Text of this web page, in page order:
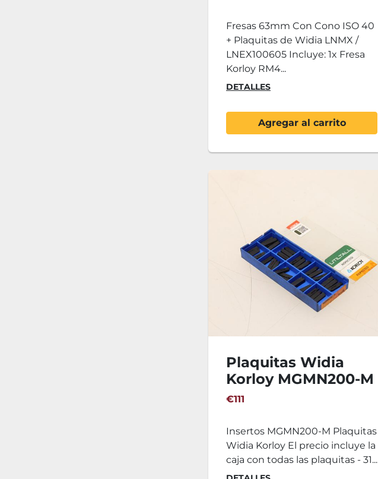
Fresas 63mm Con Cono ISO 40
+ Plaquitas de Widia LNMX /
LNEX100605 Incluye: 1x Fresa
Korloy RM4...
DETALLES
Agregar al carrito
Plaquitas Widia
Korloy MGMN200-M
€111
Insertos MGMN200-M Plaquitas
Widia Korloy El precio incluye la
caja con todas las plaquitas - 31...